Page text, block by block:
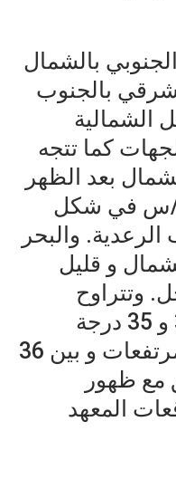
بالشمال
بالجنوب
الشمالية
كما تتجه
بعد الظهر
60 كلم/س في شكل
والبحر
و قليل
وتتراوح
الحرارة القصوى بين 30 و 35 درجة
بالمناطق الساحلية و المرتفعات و بين 36
مع ظهور
المعهد